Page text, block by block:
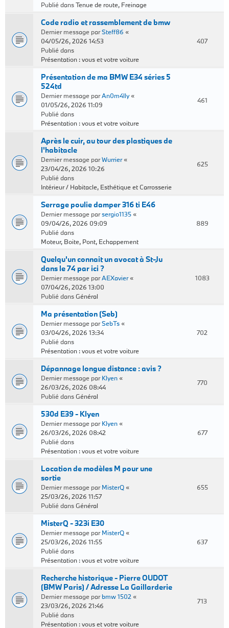
Publié dansTenue de route, Freinage
Code radio et rassemblement de bmw
Dernier message parSteff86 «
04/05/26, 2026 14:53
Publié dans
Présentation : vous et votre voiture
407
Présentation de ma BMW E34 séries 5
524td
Dernier message parAn0m4lly«
01/05/26, 2026 11:09
Publié dans
Présentation : vous et votre voiture
461
Après le cuir, au tour des plastiques de
l'habitacle
Dernier message parWurrier«
23/04/26, 2026 10:26
Publié dans
Intérieur / Habitacle, Esthétique et Carrosserie
625
Serrage poulie damper 316 ti E46
Dernier message parsergio1135«
09/04/26, 2026 09:09
Publié dans
Moteur, Boite, Pont, Echappement
889
Quelqu'un connait un avocat à St-Ju
dans le 74 par ici ?
Dernier message parAEXavier«
07/04/26, 2026 13:00
Publié dansGénéral
1083
Ma présentation (Seb)
Dernier message parSebTs«
03/04/26, 2026 13:34
Publié dans
Présentation : vous et votre voiture
702
Dépannage longue distance : avis ?
Dernier message parKlyen«
26/03/26, 2026 08:44
Publié dansGénéral
770
530d E39 - Klyen
Dernier message parKlyen«
26/03/26, 2026 08:42
Publié dans
Présentation : vous et votre voiture
677
Location de modèles M pour une
sortie
Dernier message parMisterQ«
25/03/26, 2026 11:57
Publié dansGénéral
655
MisterQ - 323i E30
Dernier message parMisterQ«
25/03/26, 2026 11:55
Publié dans
Présentation : vous et votre voiture
637
Recherche historique - Pierre OUDOT
(BMW Paris) / Adresse La Gaillarderie
Dernier message parbmw 1502 «
23/03/26, 2026 21:46
Publié dans
Présentation : vous et votre voiture
713